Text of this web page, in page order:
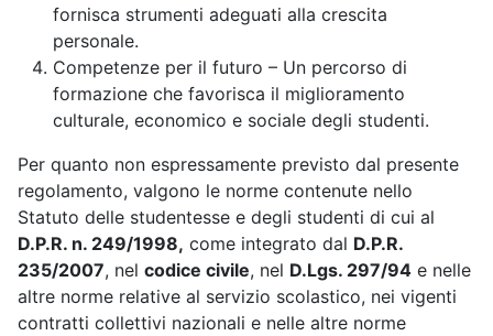
fornisca strumenti adeguati alla crescita
personale.
Competenze per il futuro – Un percorso di
formazione che favorisca il miglioramento
culturale, economico e sociale degli studenti.
Per quanto non espressamente previsto dal presente
regolamento, valgono le norme contenute nello
Statuto delle studentesse e degli studenti di cui al
D.P.R. n. 249/1998, come integrato dal D.P.R.
235/2007, nel codice civile, nel D.Lgs. 297/94 e nelle
altre norme relative al servizio scolastico, nei vigenti
contratti collettivi nazionali e nelle altre norme